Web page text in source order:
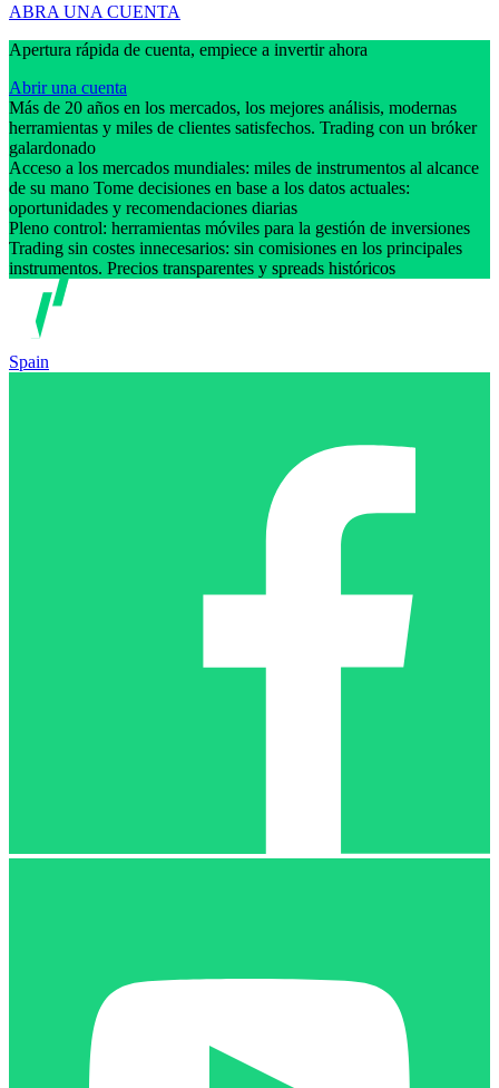
ABRA UNA CUENTA
Apertura rápida de cuenta, empiece a invertir ahora
Abrir una cuenta
Más de 20 años en los mercados, los mejores análisis, modernas
herramientas y miles de clientes satisfechos. Trading con un bróker
galardonado
Acceso a los mercados mundiales: miles de instrumentos al alcance
de su mano Tome decisiones en base a los datos actuales:
oportunidades y recomendaciones diarias
Pleno control: herramientas móviles para la gestión de inversiones
Trading sin costes innecesarios: sin comisiones en los principales
instrumentos. Precios transparentes y spreads históricos
Spain